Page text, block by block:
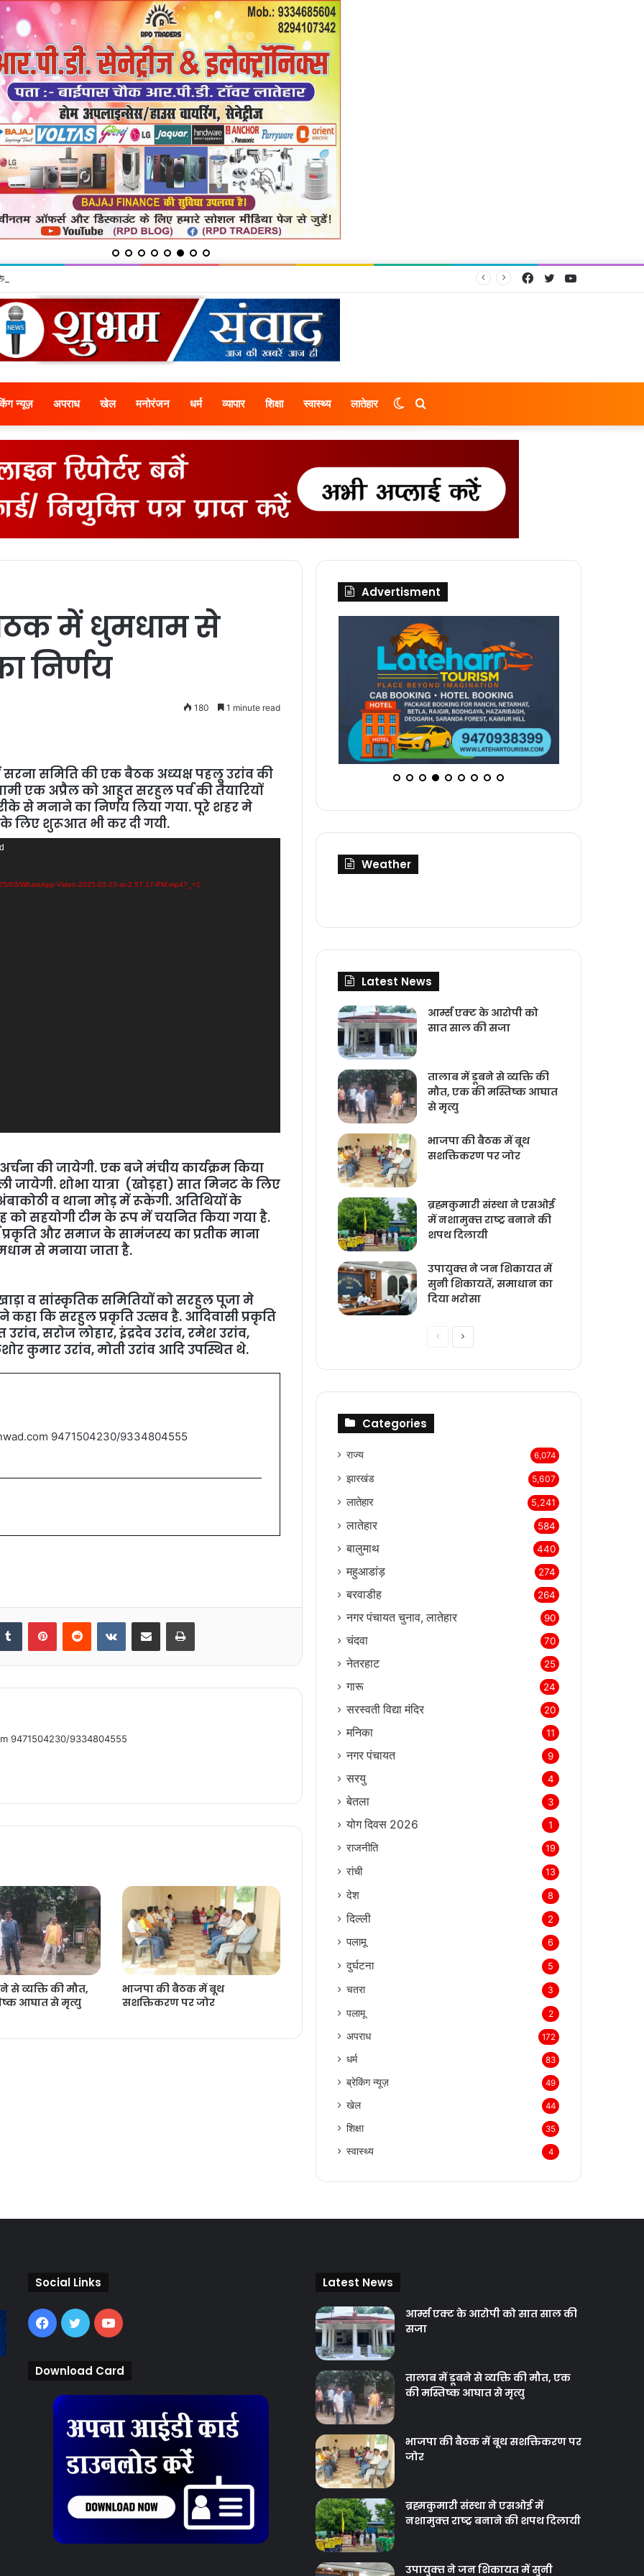
में सुनी शिकायतें, समाधान का दिया भरोसा YouTube
Twitter
Facebook
न्यूज़ अपराध खेल मनोरंजन धर्म व्यापार शिक्षा स्वास्थ्य लातेहार Search
Switch
में धुमधाम से
निर्णय
180 1 minute read
सरना समिति की एक बैठक अध्‍यक्ष पहलू उरांव की
एक अप्रैल को आहुत सरहुल पर्व की तैयारियों
से मनाने का निर्णय लिया गया. पूरे शहर मे
लिए शुरूआत भी कर दी गयी.
03/WhatsApp-Video-2025-03-23-at-2.57.17-PM.mp4?_=1
की जायेगी. एक बजे मंचीय कार्यक्रम किया
जायेगी. शोभा यात्रा (खोड़हा) सात मिनट के लिए
व थाना मोड़ में रूकेगी. अतिथियों के
को सहयोगी टीम के रूप में चयनित किया गया है.
और समाज के सामंजस्य का प्रतीक माना
से मनाया जाता है.
व सांस्‍कृतिक समितियों को सरहुल पूजा मे
कि सरहुल प्रकृति उत्‍सव है. आदिवासी प्रकृति‍
सरोज लोहार, इंद्रदेव उरांव, रमेश उरांव,
कुमार उरांव, मोती उरांव आदि उपस्थित थे.
9471504230/9334804555
Tumblr PinterestReddit VKontakteShare via Email Print
9471504230/9334804555
से व्यक्ति की मौत,
आघात से मृत्यु
भाजपा की बैठक में बूथ
सशक्तिकरण पर जोर
Advertisment
Weather
Latest News
आर्म्स एक्ट के आरोपी को
सात साल की सजा
तालाब में डूबने से व्यक्ति की
मौत, एक की मस्तिष्क आघात
से मृत्यु
भाजपा की बैठक में बूथ
सशक्तिकरण पर जोर
ब्रह्मकुमारी संस्‍था ने एसओई
में नशामुक्‍त राष्‍ट्र बनाने की
शपथ दिलायी
उपायुक्‍त ने जन शिकायत में
सुनी शिकायतें, समाधान का
दिया भरोसा
PreviousNext
Categories
राज्‍य 6,074
झारखंड 5,607
लातेहार 5,241
लातेहार 584
बालुमाथ 440
महुआडांड़ 274
बरवाडीह 264
नगर पंचायत चुनाव, लातेहार 90
चंदवा 70
नेतरहाट 25
गारू 24
सरस्‍वती विद्या मंदिर 20
मनिका 11
नगर पंचायत 9
सरयु 4
बेतला 3
योग दिवस 2026 1
राजनीति 19
रांची 13
देश 8
दिल्‍ली 2
पलामू 6
दुर्घटना 5
चतरा 3
पलामू 2
अपराध 172
धर्म 83
ब्रेकिंग न्यूज़ 49
खेल 44
शिक्षा 35
स्वास्थ्य 4
Social Links
Facebook
TwitterYouTube
Download Card
Latest News
आर्म्स एक्ट के आरोपी को सात साल की
सजा
तालाब में डूबने से व्यक्ति की मौत, एक
की मस्तिष्क आघात से मृत्यु
भाजपा की बैठक में बूथ सशक्तिकरण पर
जोर
ब्रह्मकुमारी संस्‍था ने एसओई में
नशामुक्‍त राष्‍ट्र बनाने की शपथ दिलायी
उपायुक्‍त ने जन शिकायत में सुनी